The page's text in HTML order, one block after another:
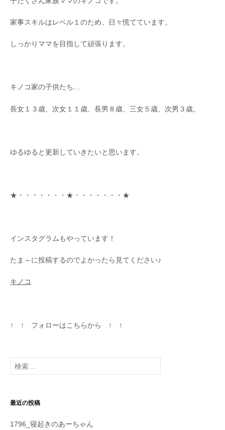
家事スキルはレベル１のため、日々慌てています。
しっかりママを目指して頑張ります。
キノコ家の子供たち…
長女１３歳、次女１１歳、長男８歳、三女５歳、次男３歳。
ゆるゆると更新していきたいと思います。
★・・・・・・・★・・・・・・・★
インスタグラムもやっています！
たま～に投稿するのでよかったら見てください♪
キノコ
↑ ↑ フォローはこちらから ↑ ↑
検
索
最近の投稿
1796_寝起きのあーちゃん